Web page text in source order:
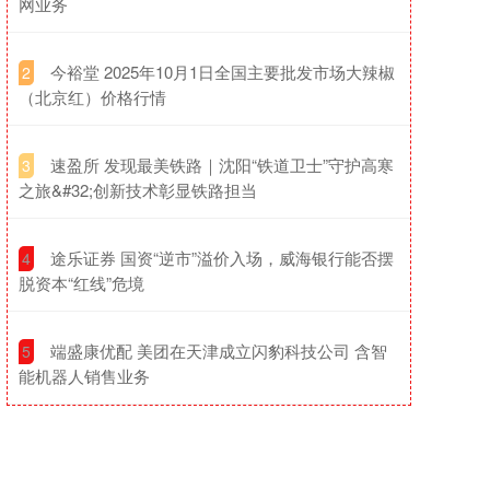
2
​今裕堂 2025年10月1日全国主要批发市场大辣椒
（北京红）价格行情
3
​速盈所 发现最美铁路｜沈阳“铁道卫士”守护高寒
之旅&#32;创新技术彰显铁路担当
4
​途乐证券 国资“逆市”溢价入场，威海银行能否摆
脱资本“红线”危境
5
​端盛康优配 美团在天津成立闪豹科技公司 含智
能机器人销售业务